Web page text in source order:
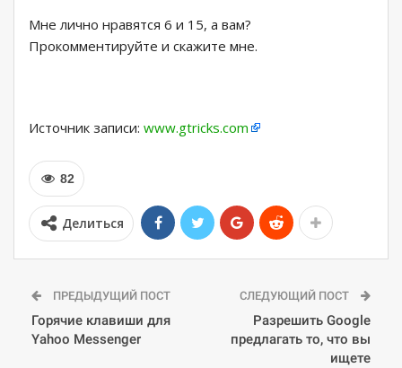
Мне лично нравятся 6 и 15, а вам?
Прокомментируйте и скажите мне.
Источник записи: www.gtricks.com
82
Делиться
ПРЕДЫДУЩИЙ ПОСТ
Горячие клавиши для
Yahoo Messenger
СЛЕДУЮЩИЙ ПОСТ
Разрешить Google
предлагать то, что вы
ищете